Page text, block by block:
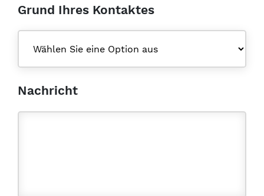
Grund Ihres Kontaktes
Nachricht